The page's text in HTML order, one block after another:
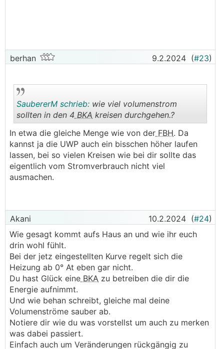
RL: 25,7°
Mittlere Außentemp.: 9,9°
Sole ein: 6,8°
Sole aus: 2,6°
HU Pumpe: 55% FIX 14,4 l/min
Verdichter: 35 Hz
Raumtemp. EG: 23,5°
Raumtemp. OG: 24,5°
Ich habe mir auch eine Wärmebildkamera gekauft um
die Temperaturen zu messen. Habe nur eine billige
schauen ob ich wo eine bessere herbekomme.
Alle Kreise voll offen, bis auf Kreis10 EG (Speis)
gedrosselt.
Aktuelle Werte lt. Wärmebildkammera bei den HKV:
HKV EG:
VL = 27,9°
RL Kreis 9 = 24,6°
RL rest = 25,6°
Volumenstrom - keine Anzeige bei HKV (theoretisch
bleibt gesamt 2,2l/min übrig)
berhan 9.2.2024 (#23)
.
SaubererM schrieb: wie viel volumenstrom
sollten in den 4 BKA kreisen durchgehen.?
In etwa die gleiche Menge wie von der FBH. Da
kannst ja die UWP auch ein bisschen höher laufen
lassen, bei so vielen Kreisen wie bei dir sollte das
eigentlich vom Stromverbrauch nicht viel
ausmachen.
Akani 10.2.2024 (#24)
Wie gesagt kommt aufs Haus an und wie ihr euch
drin wohl fühlt.
Bei der jetz eingestellten Kurve regelt sich die
Heizung ab 0° At eben gar nicht.
Du hast Glück eine BKA zu betreiben die dir die
Energie aufnimmt.
Und wie behan schreibt, gleiche mal deine
Volumenströme sauber ab.
Notiere dir wie du was vorstellst um auch zu merken
was dabei passiert.
Einfach auch um Veränderungen rückgängig zu